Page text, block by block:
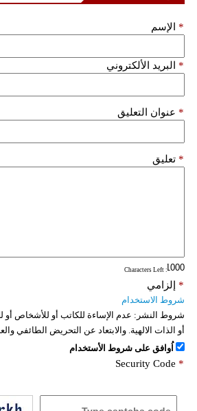
الإسم *
البريد الألكتروني *
عنوان التعليق *
تعليق *
: Characters Left
إلزامي *
شروط الاستخدام
شروط النشر: عدم الإساءة للكاتب أو للأشخاص أو
أو الذات الالهية. والابتعاد عن التحريض الطائفي
اُوافق على شروط الأستخدام
Security Code *